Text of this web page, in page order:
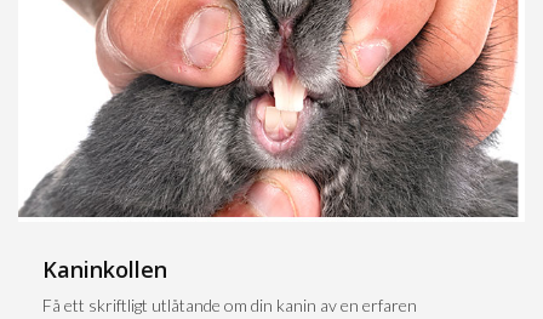
Kaninkollen
Få ett skriftligt utlåtande om din kanin av en erfaren